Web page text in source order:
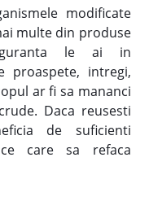
modificate
multe din produse
le ai in
proaspete, intregi,
ar fi sa mananci
Daca reusesti
de suficienti
care sa refaca